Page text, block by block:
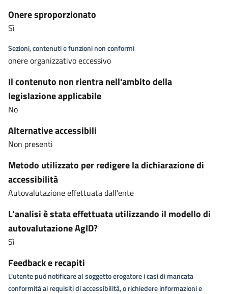
Onere sproporzionato
Sì
Sezioni, contenuti e funzioni non conformi
onere organizzativo eccessivo
Il contenuto non rientra nell'ambito della
legislazione applicabile
No
Alternative accessibili
Non presenti
Metodo utilizzato per redigere la dichiarazione di
accessibilità
Autovalutazione effettuata dall'ente
L’analisi è stata effettuata utilizzando il modello di
autovalutazione AgID?
Sì
Feedback e recapiti
L'utente può notificare al soggetto erogatore i casi di mancata
conformità ai requisiti di accessibilità, o richiedere informazioni e